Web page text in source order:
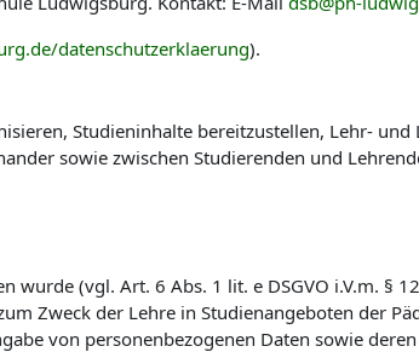
datenschutzerklaerung).
Studieninhalte bereitzustellen, Lehr- und
sowie zwischen Studierenden und
(vgl. Art. 6 Abs. 1 lit. e DSGVO i.V.m. § 12
Zweck der Lehre in Studienangeboten der
von personenbezogenen Daten sowie